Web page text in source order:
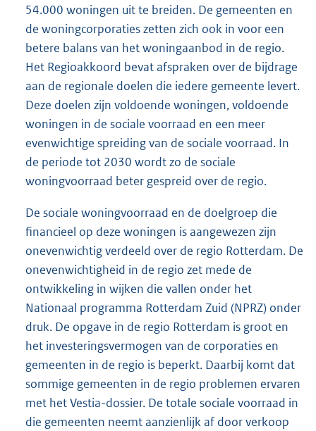
54.000 woningen uit te breiden. De gemeenten en
de woningcorporaties zetten zich ook in voor een
betere balans van het woningaanbod in de regio.
Het Regioakkoord bevat afspraken over de bijdrage
aan de regionale doelen die iedere gemeente levert.
Deze doelen zijn voldoende woningen, voldoende
woningen in de sociale voorraad en een meer
evenwichtige spreiding van de sociale voorraad. In
de periode tot 2030 wordt zo de sociale
woningvoorraad beter gespreid over de regio.
De sociale woningvoorraad en de doelgroep die
financieel op deze woningen is aangewezen zijn
onevenwichtig verdeeld over de regio Rotterdam. De
onevenwichtigheid in de regio zet mede de
ontwikkeling in wijken die vallen onder het
Nationaal programma Rotterdam Zuid (NPRZ) onder
druk. De opgave in de regio Rotterdam is groot en
het investeringsvermogen van de corporaties en
gemeenten in de regio is beperkt. Daarbij komt dat
sommige gemeenten in de regio problemen ervaren
met het Vestia-dossier. De totale sociale voorraad in
die gemeenten neemt aanzienlijk af door verkoop